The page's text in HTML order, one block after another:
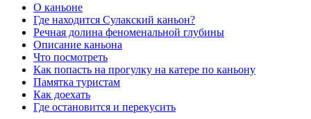
О каньоне
Где находится Сулакский каньон?
Речная долина феноменальной глубины
Описание каньона
Что посмотреть
Как попасть на прогулку на катере по каньону
Памятка туристам
Как доехать
Где остановится и перекусить